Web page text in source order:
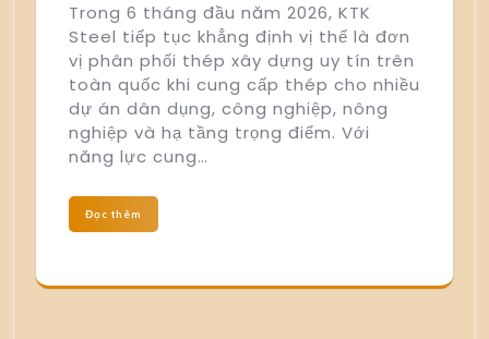
Trong 6 tháng đầu năm 2026, KTK
Steel tiếp tục khẳng định vị thế là đơn
vị phân phối thép xây dựng uy tín trên
toàn quốc khi cung cấp thép cho nhiều
dự án dân dụng, công nghiệp, nông
nghiệp và hạ tầng trọng điểm. Với
năng lực cung…
Đọc thêm